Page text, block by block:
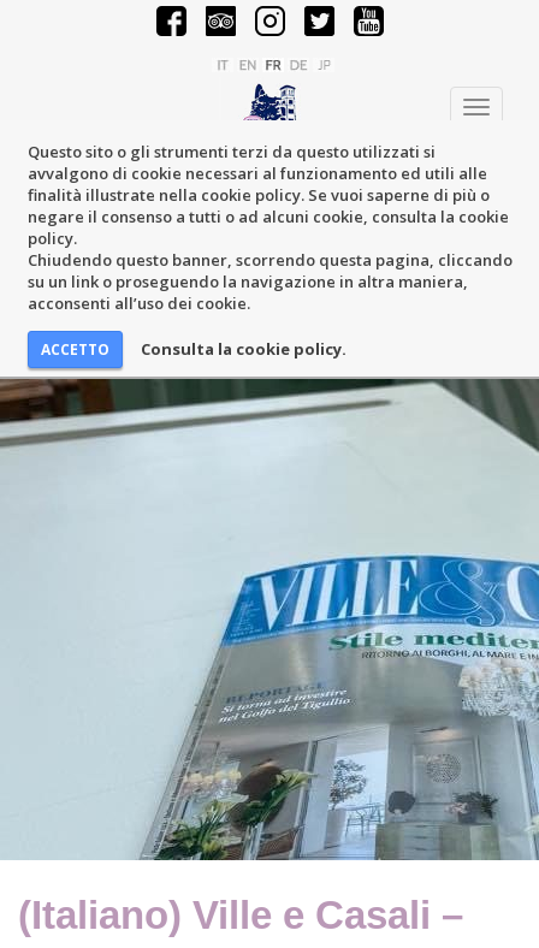
Questo sito o gli strumenti terzi da questo utilizzati si
avvalgono di cookie necessari al funzionamento ed utili alle
finalità illustrate nella cookie policy. Se vuoi saperne di più o
negare il consenso a tutti o ad alcuni cookie, consulta la cookie
policy.
Chiudendo questo banner, scorrendo questa pagina, cliccando
su un link o proseguendo la navigazione in altra maniera,
acconsenti all’uso dei cookie.
Consulta la cookie policy.
Toggle
(Italiano) Ville e Casali –